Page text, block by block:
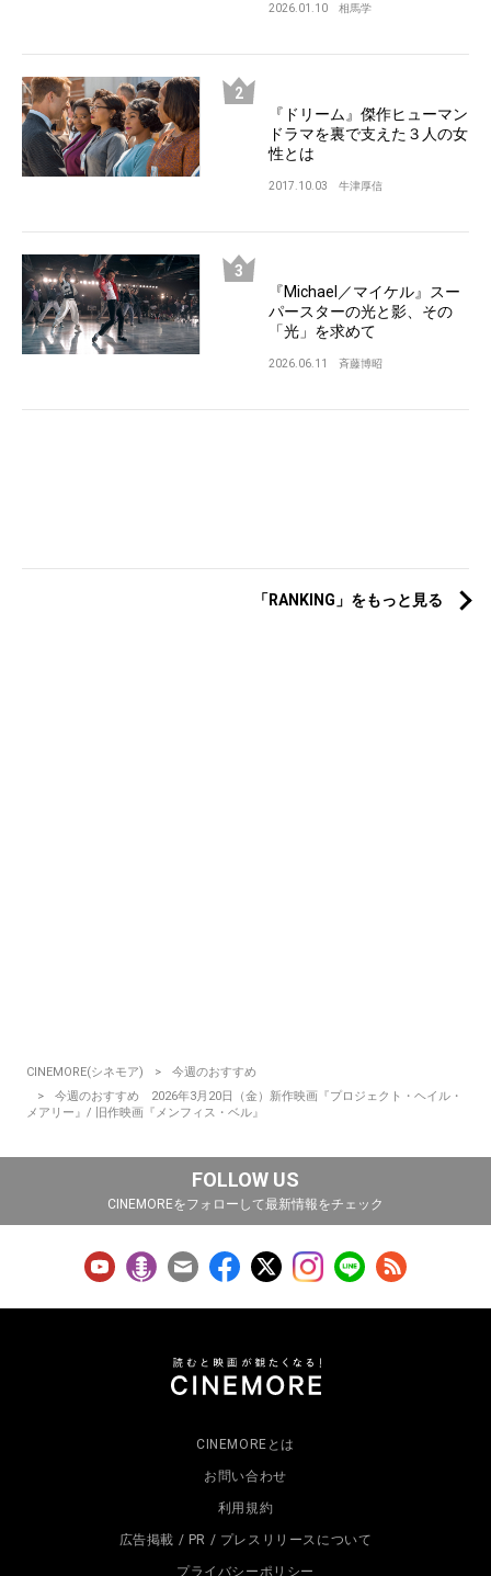
2026.01.10 相馬学
『ドリーム』傑作ヒューマン
ドラマを裏で支えた３人の女
性とは
2017.10.03 牛津厚信
『Michael／マイケル』スー
パースターの光と影、その
「光」を求めて
2026.06.11 斉藤博昭
「RANKING」をもっと見る
CINEMORE(シネモア)
今週のおすすめ
今週のおすすめ 2026年3月20日（金）新作映画『プロジェクト・ヘイル・
メアリー』/ 旧作映画『メンフィス・ベル』
FOLLOW US
CINEMOREをフォローして最新情報をチェック
CINEMOREとは
お問い合わせ
利用規約
広告掲載 / PR / プレスリリースについて
プライバシーポリシー